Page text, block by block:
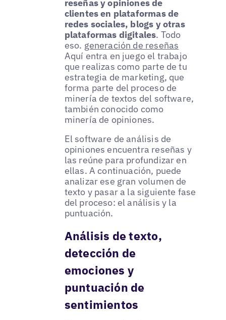
reseñas y opiniones de
clientes en plataformas de
redes sociales, blogs y otras
plataformas digitales. Todo
eso. generación de reseñas
Aquí entra en juego el trabajo
que realizas como parte de tu
estrategia de marketing, que
forma parte del proceso de
minería de textos del software,
también conocido como
minería de opiniones.
El software de análisis de
opiniones encuentra reseñas y
las reúne para profundizar en
ellas. A continuación, puede
analizar ese gran volumen de
texto y pasar a la siguiente fase
del proceso: el análisis y la
puntuación.
Análisis de texto,
detección de
emociones y
puntuación de
sentimientos